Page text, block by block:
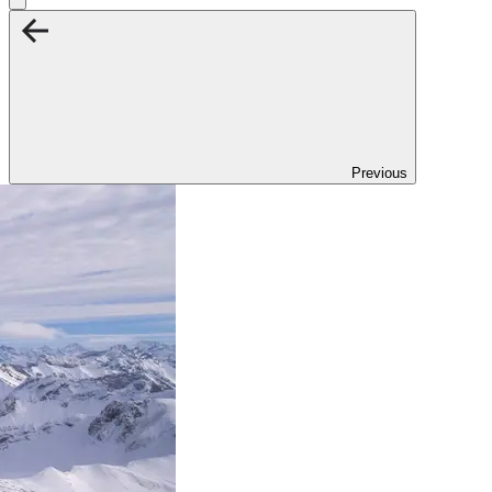
Previous